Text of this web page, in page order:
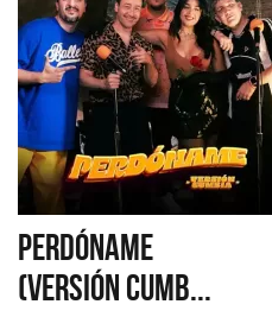
PERDÓNAME
(VERSIÓN CUMB...